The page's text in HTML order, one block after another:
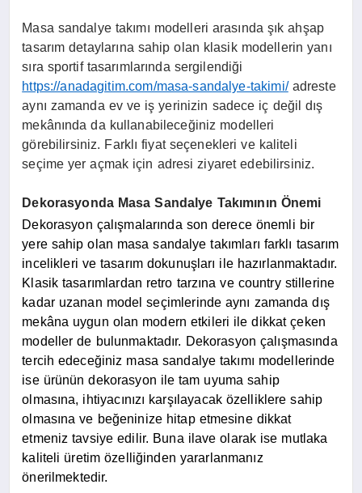
Masa sandalye takımı modelleri arasında şık ahşap
tasarım detaylarına sahip olan klasik modellerin yanı
sıra sportif tasarımlarında sergilendiği
https://anadagitim.com/masa-sandalye-takimi/adreste
aynı zamanda ev ve iş yerinizin sadece iç değil dış
mekânında da kullanabileceğiniz modelleri
görebilirsiniz. Farklı fiyat seçenekleri ve kaliteli
seçime yer açmak için adresi ziyaret edebilirsiniz.
Dekorasyonda Masa Sandalye Takımının Önemi
Dekorasyon çalışmalarında son derece önemli bir
yere sahip olan masa sandalye takımları farklı tasarım
incelikleri ve tasarım dokunuşları ile hazırlanmaktadır.
Klasik tasarımlardan retro tarzına ve country stillerine
kadar uzanan model seçimlerinde aynı zamanda dış
mekâna uygun olan modern etkileri ile dikkat çeken
modeller de bulunmaktadır. Dekorasyon çalışmasında
tercih edeceğiniz masa sandalye takımı modellerinde
ise ürünün dekorasyon ile tam uyuma sahip
olmasına, ihtiyacınızı karşılayacak özelliklere sahip
olmasına ve beğeninize hitap etmesine dikkat
etmeniz tavsiye edilir. Buna ilave olarak ise mutlaka
kaliteli üretim özelliğinden yararlanmanız
önerilmektedir.